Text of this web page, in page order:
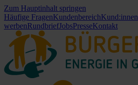
Zum Hauptinhalt springen
Häufige FragenKundenbereichKund:innen
werbenRundbriefJobsPresseKontakt